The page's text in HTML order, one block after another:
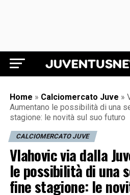
Juventus
Home » Calciomercato Juve »
Aumentano le possibilità di una
stagione: le novità sul suo futuro
CALCIOMERCATO JUVE
Vlahovic via dalla
le possibilità di una
fine stagione: le